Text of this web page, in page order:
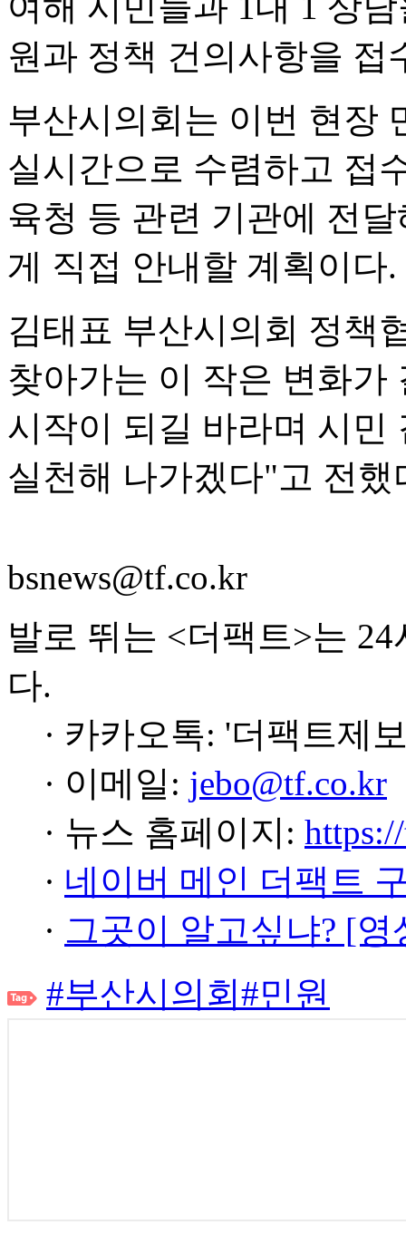
원과 정책 건의사항을 접
부산시의회는 이번 현장
실시간으로 수렴하고 접
육청 등 관련 기관에 전
게 직접 안내할 계획이다.
김태표 부산시의회 정책
찾아가는 이 작은 변화가
시작이 되길 바라며 시민
실천해 나가겠다"고 전했
bsnews@tf.co.kr
발로 뛰는 <더팩트>는
다.
· 카카오톡: '더팩트제
· 이메일: jebo@tf.co.kr
· 뉴스 홈페이지:
· 네이버 메인 더팩트
· 그곳이 알고싶냐? [
#부산시의회#민원